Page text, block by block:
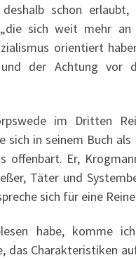
schon
sich weit mehr an
orientiert
der Achtung vor
im Dritten
sich in seinem Buch
offenbart. Er,
Täter und
sich für eine
habe, komme
Charakteristiken